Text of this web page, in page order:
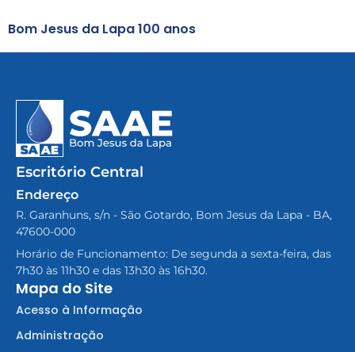
Bom Jesus da Lapa 100 anos
Escritório Central
Endereço
R. Garanhuns, s/n - São Gotardo, Bom Jesus da Lapa - BA,
47600-000
Horário de Funcionamento: De segunda a sexta-feira, das
7h30 às 11h30 e das 13h30 às 16h30.
Mapa do Site
Acesso à Informação
Administração